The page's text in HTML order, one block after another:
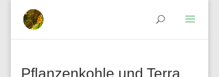
Pflanzenkohle und Terra